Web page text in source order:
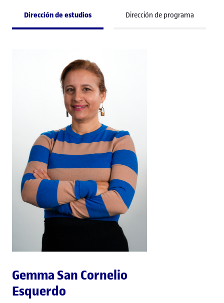
Dirección de estudios Dirección de programa
Gemma San Cornelio
Esquerdo